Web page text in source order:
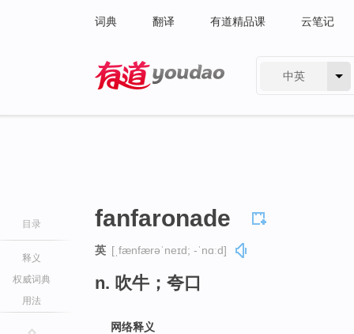
词典 翻译 有道精品课 云笔记
中英
目录
释义
权威词典
用法
fanfaronade
英 [ˌfænfærəˈneɪd; -ˈnɑːd]
n. 吹牛；夸口
网络释义